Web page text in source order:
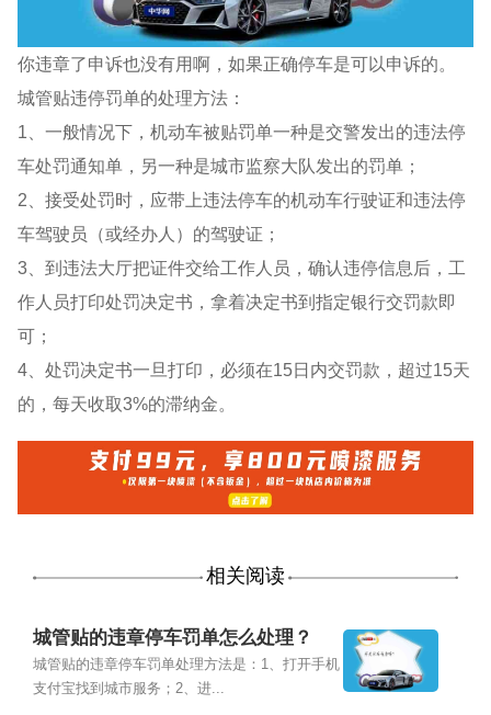
你违章了申诉也没有用啊，如果正确停车是可以申诉的。
城管贴违停罚单的处理方法：
1、一般情况下，机动车被贴罚单一种是交警发出的违法停
车处罚通知单，另一种是城市监察大队发出的罚单；
2、接受处罚时，应带上违法停车的机动车行驶证和违法停
车驾驶员（或经办人）的驾驶证；
3、到违法大厅把证件交给工作人员，确认违停信息后，工
作人员打印处罚决定书，拿着决定书到指定银行交罚款即
可；
4、处罚决定书一旦打印，必须在15日内交罚款，超过15天
的，每天收取3%的滞纳金。
相关阅读
城管贴的违章停车罚单怎么处理？
城管贴的违章停车罚单处理方法是：1、打开手机
支付宝找到城市服务；2、进...